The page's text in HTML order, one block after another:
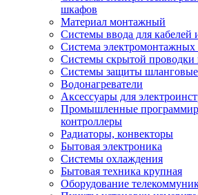
шкафов
Материал монтажный
Системы ввода для кабелей
Система электромонтажных
Системы скрытой проводки
Системы защиты шланговые
Водонагреватели
Аксессуары для
Промышленные
контроллеры
Радиаторы, конвекторы
Бытовая электроника
Системы охлаждения
Бытовая техника крупная
Оборудование